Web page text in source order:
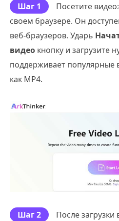
Шаг 1
Посетите
своем браузере. Он
веб-браузеров. Ударь
видео кнопку и загрузите
поддерживает популярные
как MP4.
Шаг 2
После